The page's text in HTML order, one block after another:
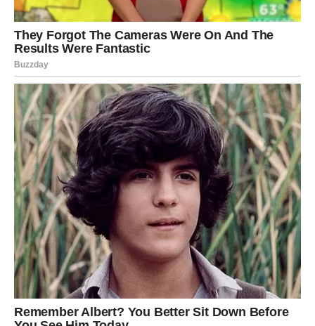
Često daje posljednju šansu, pa još jednu, pa još jednu.
Ali sada dolazi trenutak kada više neće moći ignorisati
ono što vidi i osjeća.
Jedna situacija koja ga već dugo opterećuje dolazi do
svoje prelomne tačke. Bik će konačno shvatiti da nije
njegova dužnost da spašava ljude koji ne žele promijeniti
svoje ponašanje. Shvatiće da nije njegov posao da stalno
bude oslonac svima dok istovremeno zanemaruje vlastite
potrebe.
Ono što će saznati ili razumjeti možda neće odmah
izazvati sreću.
Ali će donijeti olakšanje.
Biće to trenutak u kojem će se osjećati kao da je skinuo